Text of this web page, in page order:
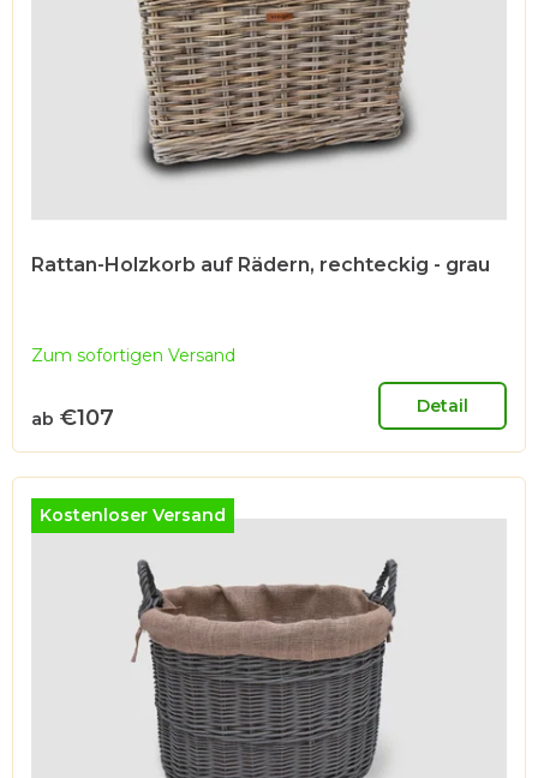
Rattan-Holzkorb auf Rädern, rechteckig - grau
Zum sofortigen Versand
ab €107 Detail
Kostenloser Versand